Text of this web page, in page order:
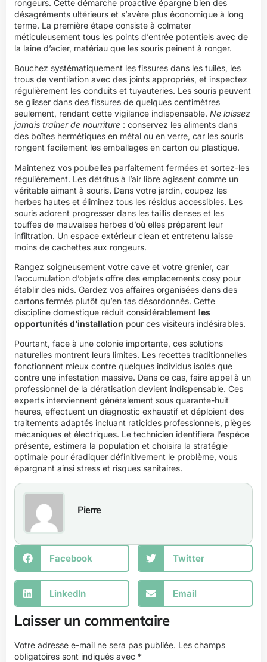
rongeurs. Cette démarche proactive épargne bien des
désagréments ultérieurs et s’avère plus économique à long
terme. La première étape consiste à colmater
méticuleusement tous les points d’entrée potentiels avec de
la laine d’acier, matériau que les souris peinent à ronger.
Bouchez systématiquement les fissures dans les tuiles, les
trous de ventilation avec des joints appropriés, et inspectez
régulièrement les conduits et tuyauteries. Les souris peuvent
se glisser dans des fissures de quelques centimètres
seulement, rendant cette vigilance indispensable. Ne laissez
jamais traîner de nourriture : conservez les aliments dans
des boîtes hermétiques en métal ou en verre, car les souris
rongent facilement les emballages en carton ou plastique.
Maintenez vos poubelles parfaitement fermées et sortez-les
régulièrement. Les détritus à l’air libre agissent comme un
véritable aimant à souris. Dans votre jardin, coupez les
herbes hautes et éliminez tous les résidus accessibles. Les
souris adorent progresser dans les taillis denses et les
touffes de mauvaises herbes d’où elles préparent leur
infiltration. Un espace extérieur clean et entretenu laisse
moins de cachettes aux rongeurs.
Rangez soigneusement votre cave et votre grenier, car
l’accumulation d’objets offre des emplacements cosy pour
établir des nids. Gardez vos affaires organisées dans des
cartons fermés plutôt qu’en tas désordonnés. Cette
discipline domestique réduit considérablement les
opportunités d’installation pour ces visiteurs indésirables.
Pourtant, face à une colonie importante, ces solutions
naturelles montrent leurs limites. Les recettes traditionnelles
fonctionnent mieux contre quelques individus isolés que
contre une infestation massive. Dans ce cas, faire appel à un
professionnel de la dératisation devient indispensable. Ces
experts interviennent généralement sous quarante-huit
heures, effectuent un diagnostic exhaustif et déploient des
traitements adaptés incluant raticides professionnels, pièges
mécaniques et électriques. Le technicien identifiera l’espèce
présente, estimera la population et choisira la stratégie
optimale pour éradiquer définitivement le problème, vous
épargnant ainsi stress et risques sanitaires.
Pierre
Facebook Twitter
LinkedIn Email
Laisser un commentaire
Votre adresse e-mail ne sera pas publiée. Les champs
obligatoires sont indiqués avec *